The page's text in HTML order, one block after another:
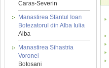
Caras-Severin
Manastirea Sfantul Ioan
Botezatorul din Alba Iulia
Alba
Manastirea Sihastria
Voronei
Botosani